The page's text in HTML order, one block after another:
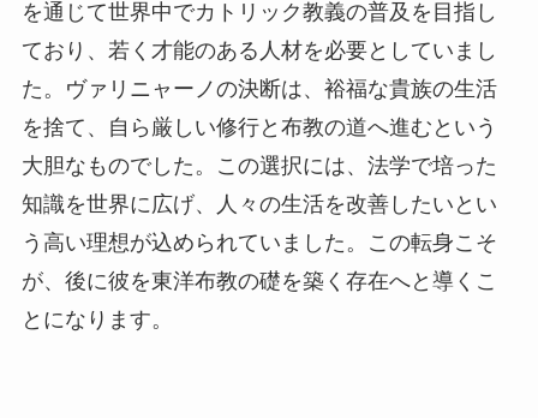
を通じて世界中でカトリック教義の普及を目指し
ており、若く才能のある人材を必要としていまし
た。ヴァリニャーノの決断は、裕福な貴族の生活
を捨て、自ら厳しい修行と布教の道へ進むという
大胆なものでした。この選択には、法学で培った
知識を世界に広げ、人々の生活を改善したいとい
う高い理想が込められていました。この転身こそ
が、後に彼を東洋布教の礎を築く存在へと導くこ
とになります。